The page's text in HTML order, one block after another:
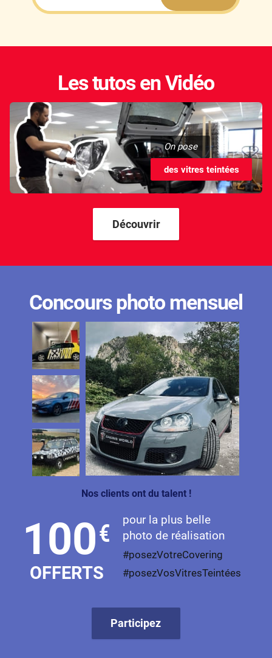
Les tutos en Vidéo
On pose
des vitres teintées
Découvrir
Concours photo mensuel
Nos clients ont du talent !
100€
OFFERTS
pour la plus belle
photo de réalisation
#posezVotreCovering
#posezVosVitresTeintées
Participez